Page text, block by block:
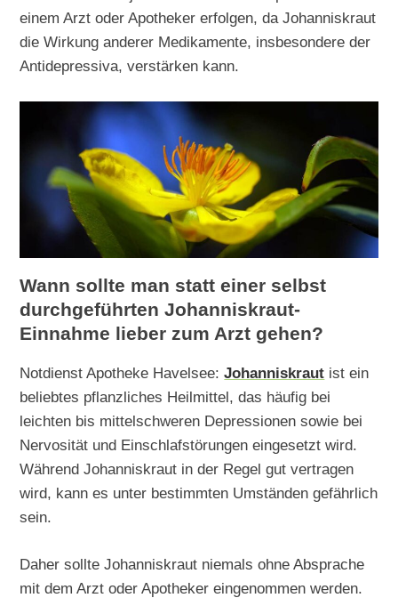
einem Arzt oder Apotheker erfolgen, da Johanniskraut
die Wirkung anderer Medikamente, insbesondere der
Antidepressiva, verstärken kann.
Wann sollte man statt einer selbst
durchgeführten Johanniskraut-
Einnahme lieber zum Arzt gehen?
Notdienst Apotheke Havelsee:Johanniskraut ist ein
beliebtes pflanzliches Heilmittel, das häufig bei
leichten bis mittelschweren Depressionen sowie bei
Nervosität und Einschlafstörungen eingesetzt wird.
Während Johanniskraut in der Regel gut vertragen
wird, kann es unter bestimmten Umständen gefährlich
sein.
Daher sollte Johanniskraut niemals ohne Absprache
mit dem Arzt oder Apotheker eingenommen werden.